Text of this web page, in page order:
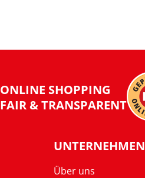
ONLINE SHOPPING
FAIR & TRANSPARENT
UNTERNEHMEN
Über uns